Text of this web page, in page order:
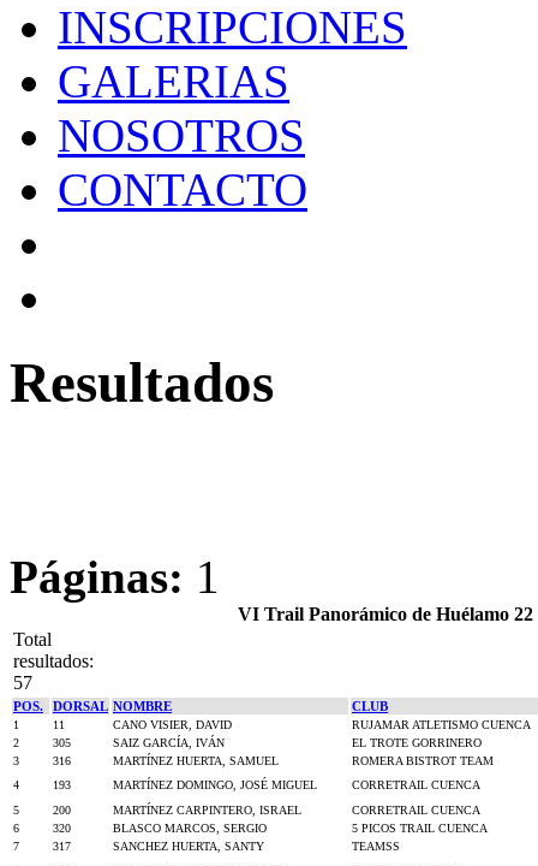
INSCRIPCIONES
GALERIAS
NOSOTROS
CONTACTO
Resultados
Páginas: 1
VI Trail Panorámico de Huélamo
Total
resultados:
57
POS. DORSAL NOMBRE CLUB
1 11 CANO VISIER, DAVID
RUJAMAR ATLETISMO CUENCA
2
305 SAIZ GARCÍA, IVÁN
EL TROTE GORRINERO
3
316 MARTÍNEZ HUERTA, SAMUEL
ROMERA BISTROT TEAM
4
193 MARTÍNEZ DOMINGO, JOSÉ MIGUEL
CORRETRAIL CUENCA
5
200 MARTÍNEZ CARPINTERO, ISRAEL
CORRETRAIL CUENCA
6
320 BLASCO MARCOS, SERGIO
5 PICOS TRAIL CUENCA
7
317 SANCHEZ HUERTA, SANTY
TEAMSS